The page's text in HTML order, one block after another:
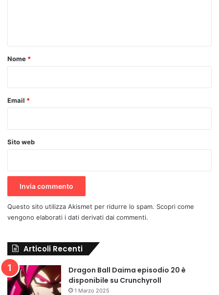
o
Nome *
Email *
Sito web
Questo sito utilizza Akismet per ridurre lo spam. Scopri come
vengono elaborati i dati derivati dai commenti.
Articoli Recenti
Dragon Ball Daima episodio 20 è
disponibile su Crunchyroll
1 Marzo 2025